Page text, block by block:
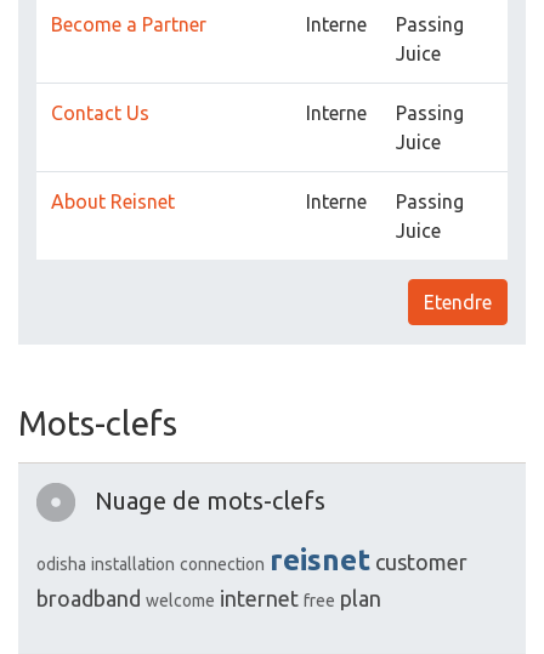
Become a Partner Interne
Passing
Juice
Contact Us Interne
Passing
Juice
About Reisnet Interne
Passing
Juice
Etendre
Mots-clefs
Nuage de mots-clefs
odisha installation connection reisnet customer
broadband welcome internet free plan